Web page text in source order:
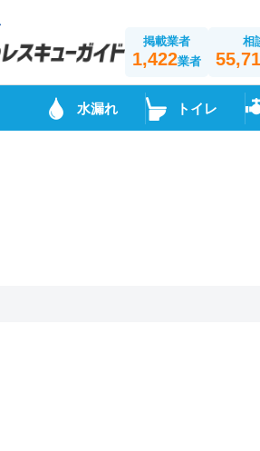
掲載業者
1,422業者
相
水漏れ トイレ